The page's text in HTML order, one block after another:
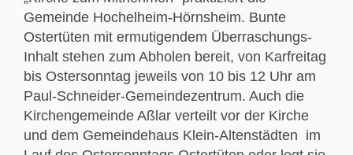
Gemeinde Hochelheim-Hörnsheim. Bunte
Ostertüten mit ermutigendem Überraschungs-
Inhalt stehen zum Abholen bereit, von Karfreitag
bis Ostersonntag jeweils von 10 bis 12 Uhr am
Paul-Schneider-Gemeindezentrum. Auch die
Kirchengemeinde Aßlar verteilt vor der Kirche
und dem Gemeindehaus Klein-Altenstädten im